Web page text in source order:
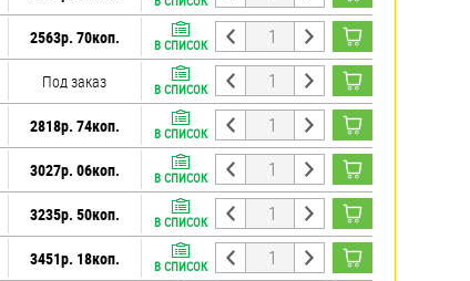
2563р. 70коп. В СПИСОК
Под заказ В СПИСОК
2818р. 74коп. В СПИСОК
3027р. 06коп. В СПИСОК
3235р. 50коп. В СПИСОК
3451р. 18коп. В СПИСОК